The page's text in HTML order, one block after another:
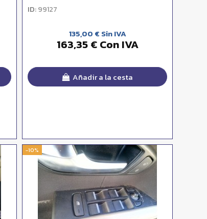
ID:99127
135,00 € Sin IVA
163,35 € Con IVA
Añadir a la cesta
-10%